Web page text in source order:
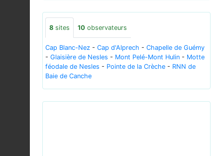
8 sites 10 observateurs
Cap Blanc-Nez - Cap d'Alprech - Chapelle de Guémy
- Glaisière de Nesles - Mont Pelé-Mont Hulin - Motte
féodale de Nesles - Pointe de la Crèche - RNN de
Baie de Canche